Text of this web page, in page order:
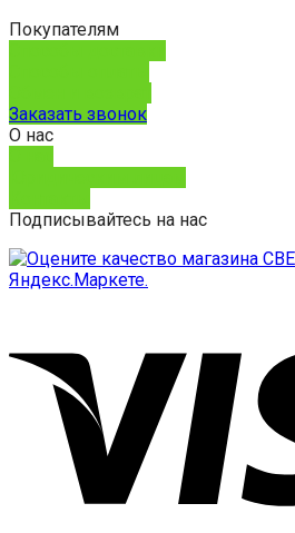
Покупателям
Заказать звонок
О нас
Подписывайтесь на нас